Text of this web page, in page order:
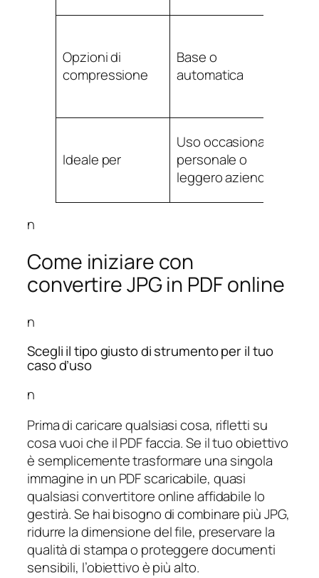
Opzioni di
compressione
Base o
automatica
Ideale per
Uso occasionale
personale o
leggero aziendale
n
Come iniziare con
convertire JPG in PDF online
n
Scegli il tipo giusto di strumento per il tuo
caso d’uso
n
Prima di caricare qualsiasi cosa, rifletti su
cosa vuoi che il PDF faccia. Se il tuo obiettivo
è semplicemente trasformare una singola
immagine in un PDF scaricabile, quasi
qualsiasi convertitore online affidabile lo
gestirà. Se hai bisogno di combinare più JPG,
ridurre la dimensione del file, preservare la
qualità di stampa o proteggere documenti
sensibili, l’obiettivo è più alto.